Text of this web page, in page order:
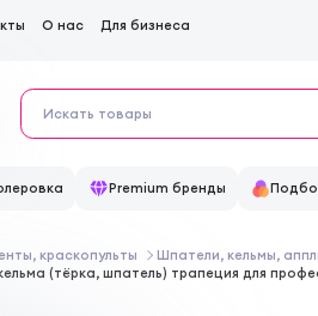
О нас Для бизнеса
Premium бренды
краскопульты
Шпатели, кельмы,
(тёрка, шпатель) трапеция для